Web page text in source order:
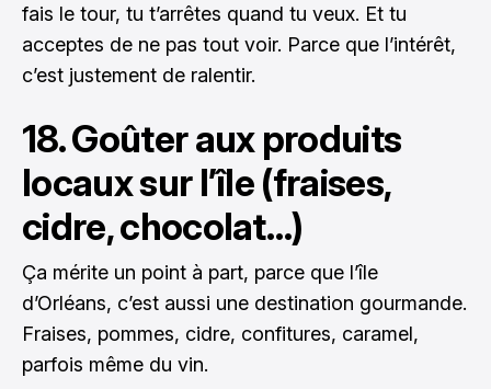
fais le tour, tu t’arrêtes quand tu veux. Et tu
acceptes de ne pas tout voir. Parce que l’intérêt,
c’est justement de ralentir.
18. Goûter aux produits
locaux sur l’île (fraises,
cidre, chocolat…)
Ça mérite un point à part, parce que l’île
d’Orléans, c’est aussi une destination gourmande.
Fraises, pommes, cidre, confitures, caramel,
parfois même du vin.